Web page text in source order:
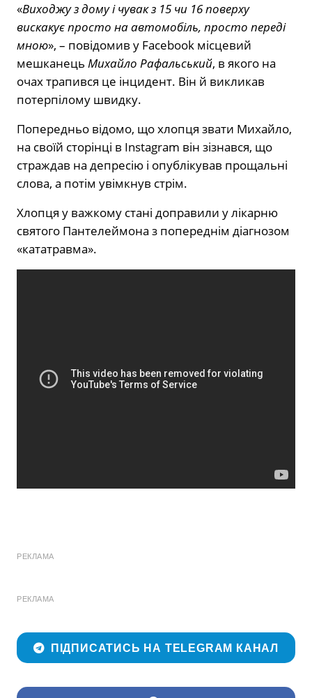
«Виходжу з дому і чувак з 15 чи 16 поверху
вискакує просто на автомобіль, просто переді
мною», – повідомив у Facebook місцевий
мешканець Михайло Рафальський, в якого на
очах трапився це інцидент. Він й викликав
потерпілому швидку.
Попередньо відомо, що хлопця звати Михайло,
на своїй сторінці в Instagram він зізнався, що
страждав на депресію і опублікував прощальні
слова, а потім увімкнув стрім.
Хлопця у важкому стані доправили у лікарню
святого Пантелеймона з попереднім діагнозом
«кататравма».
РЕКЛАМА
РЕКЛАМА
ПІДПИСАТИСЬ НА TELEGRAM КАНАЛ